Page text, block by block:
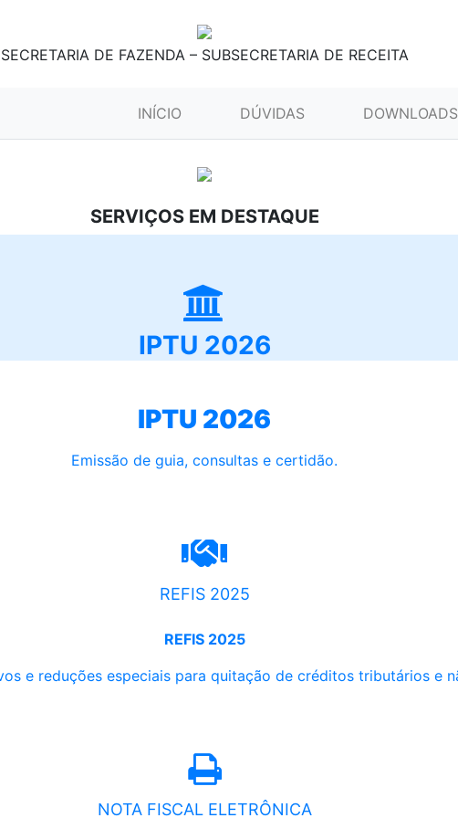
SECRETARIA DE FAZENDA – SUBSECRETARIA DE RECEITA
INÍCIO (CURRENT)DÚVIDAS DOWNLOADS
SERVIÇOS EM DESTAQUE
IPTU 2026
IPTU 2026
Emissão de guia, consultas e certidão.
REFIS 2025
REFIS 2025
e reduções especiais para quitação de créditos tributários e
NOTA FISCAL ELETRÔNICA